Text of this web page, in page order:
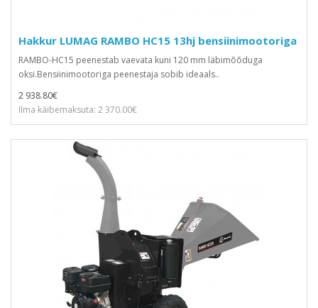
Hakkur LUMAG RAMBO HC15 13hj bensiinimootoriga
RAMBO-HC15 peenestab vaevata kuni 120 mm läbimõõduga
oksi.Bensiinimootoriga peenestaja sobib ideaals..
2 938.80€
Ilma käibemaksuta: 2 370.00€